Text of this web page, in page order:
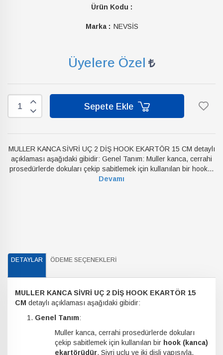
Ürün Kodu :
Marka : NEVSİS
Üyelere Özel
Sepete Ekle
MULLER KANCA SİVRİ UÇ 2 DİŞ HOOK EKARTÖR 15 CM detaylı
açıklaması aşağıdaki gibidir: Genel Tanım: Muller kanca, cerrahi
prosedürlerde dokuları çekip sabitlemek için kullanılan bir hook...
Devamı
DETAYLAR ÖDEME SEÇENEKLERI
MULLER KANCA SİVRİ UÇ 2 DİŞ HOOK EKARTÖR 15
CM detaylı açıklaması aşağıdaki gibidir:
Genel Tanım:
Muller kanca, cerrahi prosedürlerde dokuları
çekip sabitlemek için kullanılan bir hook (kanca)
ekartörüdür. Sivri uçlu ve iki dişli yapısıyla,